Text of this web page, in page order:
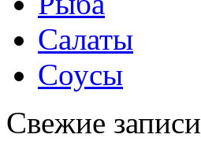
Салаты
Соусы
Свежие записи